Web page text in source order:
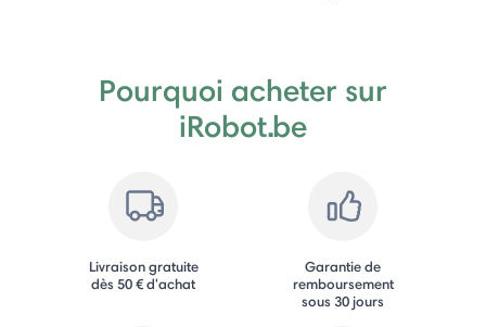
Pourquoi acheter sur
iRobot.be
Livraison gratuite
dès 50 € d'achat
Garantie de
remboursement
sous 30 jours